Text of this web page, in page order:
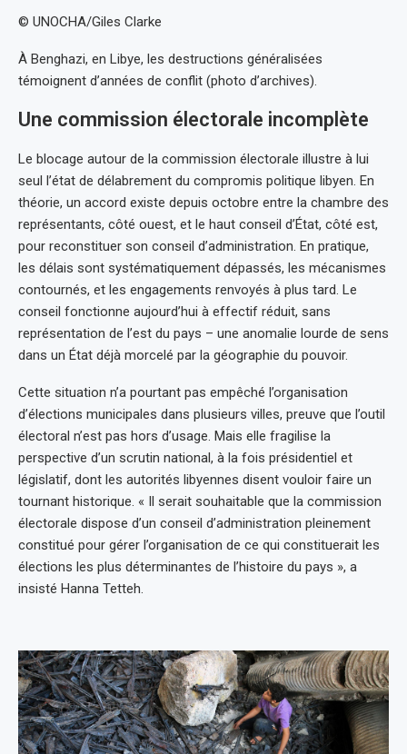
© UNOCHA/Giles Clarke
À Benghazi, en Libye, les destructions généralisées
témoignent d’années de conflit (photo d’archives).
Une commission électorale incomplète
Le blocage autour de la commission électorale illustre à lui
seul l’état de délabrement du compromis politique libyen. En
théorie, un accord existe depuis octobre entre la chambre des
représentants, côté ouest, et le haut conseil d’État, côté est,
pour reconstituer son conseil d’administration. En pratique,
les délais sont systématiquement dépassés, les mécanismes
contournés, et les engagements renvoyés à plus tard. Le
conseil fonctionne aujourd’hui à effectif réduit, sans
représentation de l’est du pays – une anomalie lourde de sens
dans un État déjà morcelé par la géographie du pouvoir.
Cette situation n’a pourtant pas empêché l’organisation
d’élections municipales dans plusieurs villes, preuve que l’outil
électoral n’est pas hors d’usage. Mais elle fragilise la
perspective d’un scrutin national, à la fois présidentiel et
législatif, dont les autorités libyennes disent vouloir faire un
tournant historique. « Il serait souhaitable que la commission
électorale dispose d’un conseil d’administration pleinement
constitué pour gérer l’organisation de ce qui constituerait les
élections les plus déterminantes de l’histoire du pays », a
insisté Hanna Tetteh.